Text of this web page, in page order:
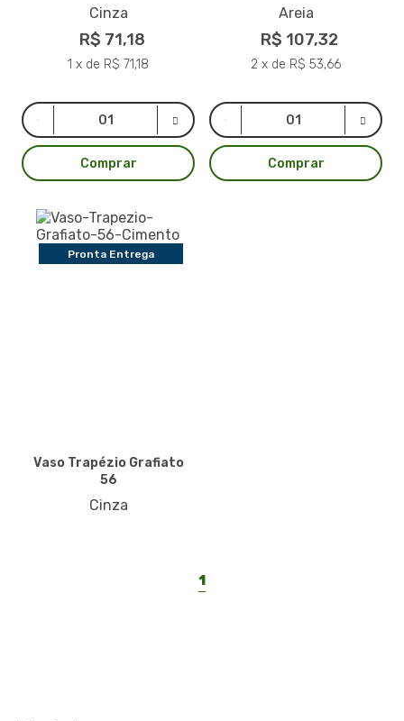
Cinza
R$ 71,18
1 x de R$ 71,18
Comprar
Areia
R$ 107,32
2 x de R$ 53,66
Comprar
Pronta Entrega
Vaso Trapézio Grafiato
56
Cinza
1